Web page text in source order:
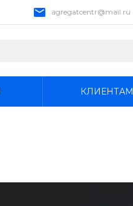
agregatcentr@mail.ru
КЛИЕНТАМ